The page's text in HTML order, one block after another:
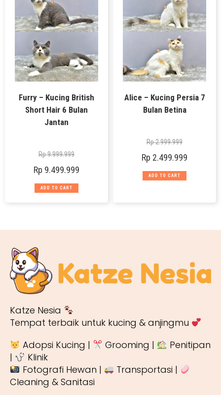
Furry – Kucing British
Short Hair 6 Bulan
Jantan
Rp9.999.999
Rp 9.499.999
ADD TO CART
Alice – Kucing Persia 7
Bulan Betina
Rp2.999.999
Rp 2.499.999
ADD TO CART
Katze Nesia
Tempat terbaik untuk kucing & anjingmu
Adopsi Kucing |
Grooming |
Penitipan
|
Klinik
Fotografi Hewan |
Transportasi |
Cleaning & Sanitasi